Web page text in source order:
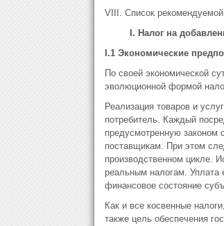
VIII. Список
I. Налог на
I.1 Экономические
По своей экономической
эволюционной формой
Реализация товаров и
потребитель. Каждый
предусмотренную
поставщикам. При этом
производственном цикле.
реальным налогам. Уплата
финансовое состояние
Как и все косвенные
также цель обеспечения